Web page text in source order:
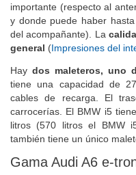
importante (respecto al
y donde puede haber
del acompañante). La
general (Impresiones del
Hay dos maleteros, uno
tiene una capacidad de
cables de recarga. El
carrocerías. El BMW i5
litros (570 litros el BMW
también tiene un único
Gama Audi A6 e-